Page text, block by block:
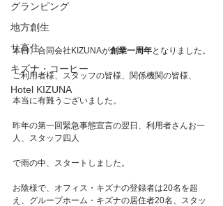
グランピング
地方創生
サ高住
キズナ・コーヒー
Hotel KIZUNA
本日、合同会社KIZUNAが創業一周年となりました。
ご利用者様、スタッフの皆様、関係機関の皆様、
本当に有難うございました。
昨年の第一回緊急事態宣言の翌日、利用者さんお一
人、スタッフ四人
で雨の中、スタートしました。
お陰様で、オフィス・キズナの登録者は20名を超
え、グループホーム・キズナの居住者20名、スタッ